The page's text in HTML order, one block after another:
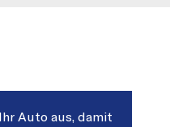
Auto aus, damit